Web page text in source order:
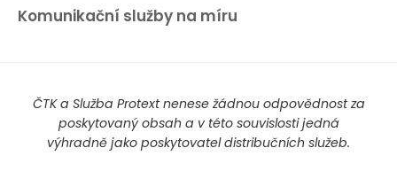
Komunikační služby na míru
ČTK a Služba Protext nenese žádnou odpovědnost za
poskytovaný obsah a v této souvislosti jedná
výhradně jako poskytovatel distribučních služeb.